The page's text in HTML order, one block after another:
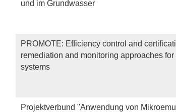
und im Grundwasser
PROMOTE: Efficiency control and
remediation and monitoring approaches
systems
Projektverbund "Anwendung von